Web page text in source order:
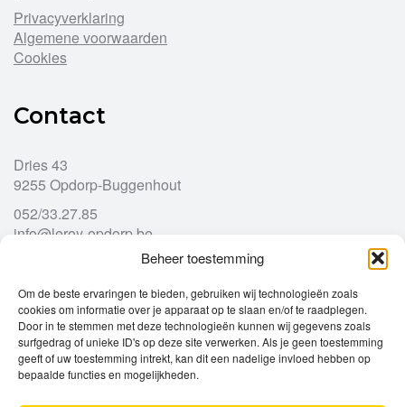
Beheer toestemming
Om de beste ervaringen te bieden, gebruiken wij technologieën zoals
cookies om informatie over je apparaat op te slaan en/of te raadplegen.
Door in te stemmen met deze technologieën kunnen wij gegevens zoals
surfgedrag of unieke ID's op deze site verwerken. Als je geen toestemming
geeft of uw toestemming intrekt, kan dit een nadelige invloed hebben op
bepaalde functies en mogelijkheden.
Privacyverklaring
Algemene voorwaarden
Cookies
Contact
Dries 43
9255 Opdorp-Buggenhout
052/33.27.85
info@leroy-opdorp.be
Openingsuren
Ma
gesloten
Di
9u – 12u
13u – 18u00
Wo
9u – 12u
13u – 18u00
Do
9u – 12u 13u – 18u00